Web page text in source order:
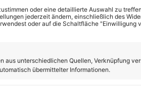
oder eine detaillierte Auswahl zu
jederzeit ändern, einschließlich des
oder auf die Schaltfläche "Einwilligung
aus unterschiedlichen Quellen, Verknüpfung
übermittelter Informationen.
Hits, von „Einfach Hello“, „Das
live zu erleben – und natürlich wird
eben. Die 360-Grad-
auch wieder einzigartige,